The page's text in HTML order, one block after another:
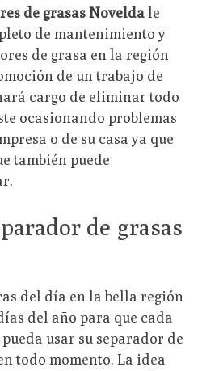
de grasas Noveldale
de mantenimiento y
de grasa en la región
de un trabajo de
cargo de eliminar todo
ocasionando problemas
o de su casa ya que
también puede
de grasas
del día en la bella región
del año para que cada
usar su separador de
todo momento. La idea